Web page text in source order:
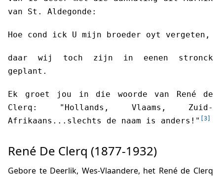
van St. Aldegonde:
Hoe cond ick U mijn broeder oyt vergeten,
daar wij toch zijn in eenen stronck
geplant.
Ek groet jou in die woorde van René de
Clerq: "Hollands, Vlaams, Zuid-
Afrikaans...slechts de naam is anders!"
[3]
René De Clerq (1877-1932)
Gebore te Deerlik, Wes-Vlaandere, het René de Clerq